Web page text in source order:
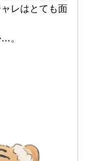
レはとても面
。